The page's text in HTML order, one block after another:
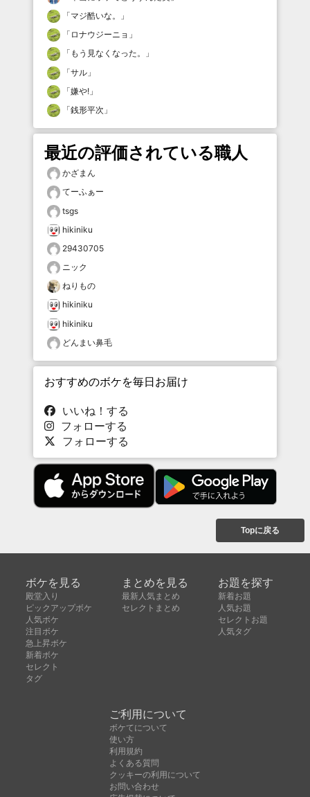
「マジ酷いな。
」
「 ロナウジーニョ 」
「 もう見なくなった。
」
「サル 」
「嫌や! 」
「銭形平次 」
最近の評価されている職人
かざまん
てーふぁー
tsgs
hikiniku
29430705
ニック
ねりもの
hikiniku
hikiniku
どんまい鼻毛
おすすめのボケを毎日お届け
いいね！する
フォローする
フォローする
Topに戻る
ボケを見る
殿堂入り
ピックアップボケ
人気ボケ
注目ボケ
急上昇ボケ
新着ボケ
セレクト
タグ
まとめを見る
最新人気まとめ
セレクトまとめ
お題を探す
新着お題
人気お題
セレクトお題
人気タグ
ご利用について
ボケてについて
使い方
利用規約
よくある質問
クッキーの利用について
お問い合わせ